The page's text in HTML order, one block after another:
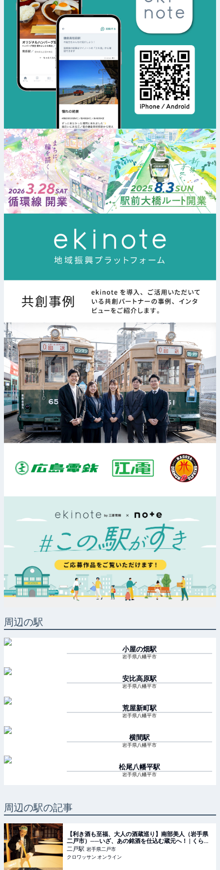
周辺の駅
小屋の畑駅
岩手県八幡平市
安比高原駅
岩手県八幡平市
荒屋新町駅
岩手県八幡平市
横間駅
岩手県八幡平市
松尾八幡平駅
岩手県八幡平市
周辺の駅の記事
【利き酒も至福、大人の酒蔵巡り】南部美人（岩手県
二戸市）──いざ、あの銘酒を仕込む蔵元へ！ | くらし
| クロワッサン オンライン
二戸駅 岩手県二戸市
クロワッサン オンライン